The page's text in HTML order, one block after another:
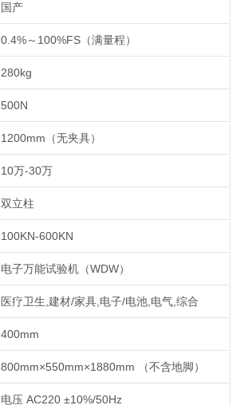
国产
0.4%～100%FS（满量程）
280kg
500N
1200mm（无夹具）
10万-30万
双立柱
100KN-600KN
电子万能试验机（WDW）
医疗卫生,建材/家具,电子/电池,电气,综合
400mm
800mm×550mm×1880mm （不含地脚）
电压 AC220 ±10%/50Hz